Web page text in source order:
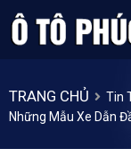
TRANG CHỦ Tin
Những Mẫu Xe Dẫn